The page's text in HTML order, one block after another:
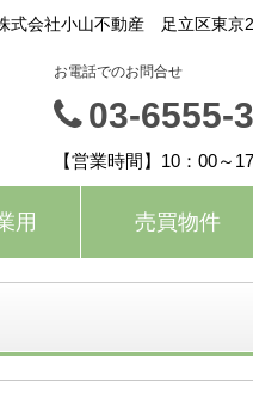
式会社小山不動産 足立区東京
お電話でのお問合せ
03-6555-
【営業時間】10：00～
用 売買物件